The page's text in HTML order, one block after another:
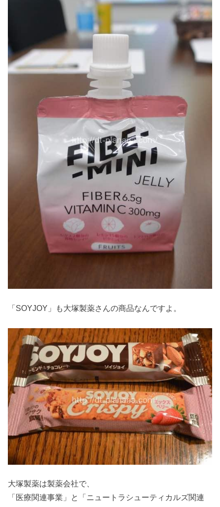
「SOYJOY」も大塚製薬さんの商品なんですよ。
大塚製薬は製薬会社で、
「医療関連事業」と「ニュートラシューティカルズ関連